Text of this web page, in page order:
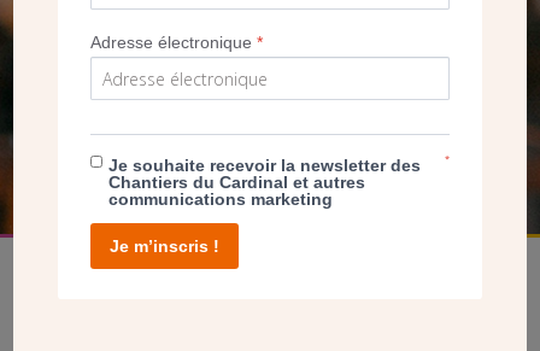
SEUL VOTRE DON
NOUS PERMET D’AGIR
FAIRE UN DON
Adresse électronique*
Je souhaite recevoir la newsletter des
Chantiers du Cardinal et autres
communications marketing
*
Je m’inscris !